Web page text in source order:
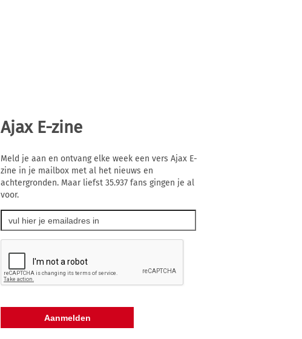
Ajax E-zine
Meld je aan en ontvang elke week een vers Ajax E-
zine in je mailbox met al het nieuws en
achtergronden. Maar liefst 35.937 fans gingen je al
voor.